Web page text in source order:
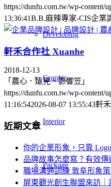
Developing
Graphic
Interior
Package
https://dunfu.com.tw/wp-content/
13:36:41B.B.麻辣專家-CIS企業
軒禾合作社 Xuanhe
2018-12-13
「農心．遠見．影響笠」
https://dunfu.com.tw/wp-content/
11:16:542026-08-07 13:55:43軒
近期文章
你的企業形象，只靠
品牌故事怎麼寫？有效
職場溝通訓練 敦阜形象
屏東觀光創生聯盟來訪